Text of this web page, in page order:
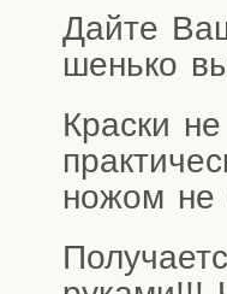
Дай­те
шень­ко
Крас­ки
ножом не